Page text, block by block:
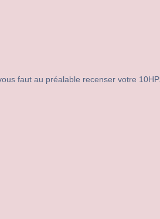
faut au préalable recenser votre 10HP.